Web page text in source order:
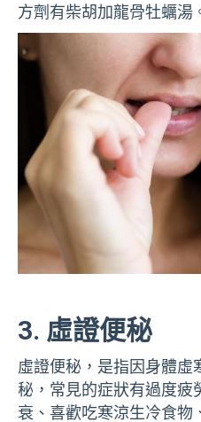
方劑有柴胡加龍骨牡蠣湯
3. 虛證便秘
虛證便秘，是指因身體虛
秘，常見的症狀有過度疲
衰、喜歡吃寒涼生冷食物